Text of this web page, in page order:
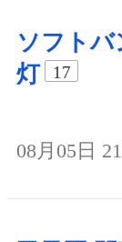
ソフトバ
灯
17
08月05日